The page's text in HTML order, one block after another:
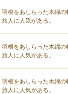
羽根をあしらった木綿の
旅人に人気がある。
羽根をあしらった木綿の
旅人に人気がある。
羽根をあしらった木綿の
旅人に人気がある。